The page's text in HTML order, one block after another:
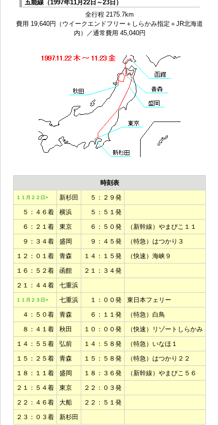
五能線（1997年11月22日～23日）
全行程 2175.7km
費用 19,640円（ウイークエンドフリー＋しらかみ指定＋JR北海道
内）／通常費用 45,040円
時刻表
１１月２２日> 新杉田
５：２９発
５：４６着
横浜
５：５１発
６：２１着
東京 ６：５０発
（新幹線）やまびこ１１
９：３４着
盛岡 ９：４５発
（特急）はつかり３
１２：０１着
青森 １４：１５発
（快速）海峡９
１６：５２着
函館
２１：３４発
２１：４４着
七重浜
１１月２３日> 七重浜 １：００発
東日本フェリー
４：５０着
青森 ６：１１発
（特急）白鳥
８：４１着
秋田 １０：００発
（快速）リゾートしらかみ
１４：５５着
弘前 １４：５８発
（特急）いなほ１
１５：２５着
青森 １５：５８発
（特急）はつかり２２
１８：１１着
盛岡 １８：３６発
（新幹線）やまびこ５６
２１：５４着
東京
２２：０３発
２２：４６着
大船
２２：５１発
２３：０３着
新杉田